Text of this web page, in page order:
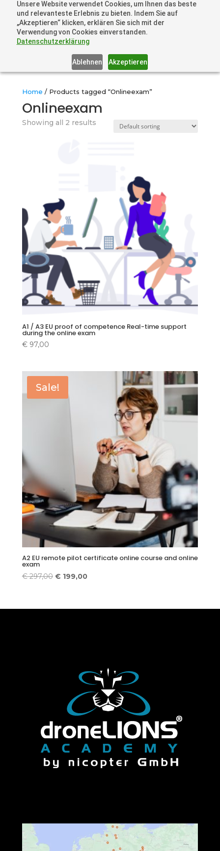
Unsere Website verwendet Cookies, um Ihnen das beste
und relevanteste Erlebnis zu bieten. Indem Sie auf
„Akzeptieren“ klicken, erklären Sie sich mit der
Verwendung von Cookies einverstanden.
Datenschutzerklärung
Ablehnen Akzeptieren
+41 44505 6667 oder +49 157 3598 0006
info@dronelions.academy
Home / Products tagged “Onlineexam”
Onlineexam
Showing all 2 results
A1 / A3 EU proof of competence Real-time support
during the online exam
€97,00
Sale!
A2 EU remote pilot certificate online course and online
exam
€297,00 Original
€ 297,00.
€ 199,00Current
€ 199,00.